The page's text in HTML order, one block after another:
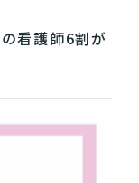
看護師6割が